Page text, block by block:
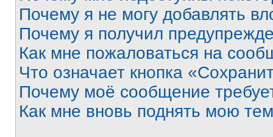
Почему я не могу добавлять
Почему я получил
Как мне пожаловаться на
Что означает кнопка
Почему моё сообщение
Как мне вновь поднять мою